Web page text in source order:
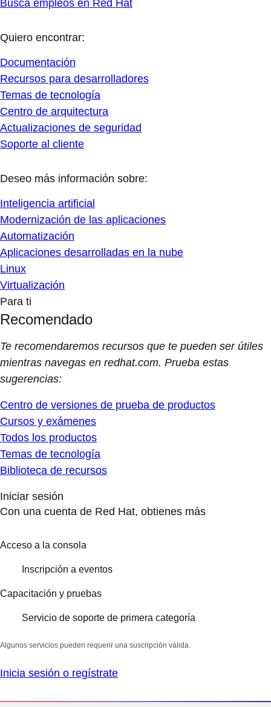
Busca empleos en Red Hat
Quiero encontrar:
Documentación
Recursos para desarrolladores
Temas de tecnología
Centro de arquitectura
Actualizaciones de seguridad
Soporte al cliente
Deseo más información sobre:
Inteligencia artificial
Modernización de las aplicaciones
Automatización
Aplicaciones desarrolladas en la nube
Linux
Virtualización
Para ti
Recomendado
Te recomendaremos recursos que te pueden ser útiles
mientras navegas en redhat.com. Prueba estas
sugerencias:
Centro de versiones de prueba de productos
Cursos y exámenes
Todos los productos
Temas de tecnología
Biblioteca de recursos
Iniciar sesión
Con una cuenta de Red Hat, obtienes más
Acceso a la consola
Inscripción a eventos
Capacitación y pruebas
Servicio de soporte de primera categoría
Algunos servicios pueden requerir una suscripción válida.
Inicia sesión o regístrate